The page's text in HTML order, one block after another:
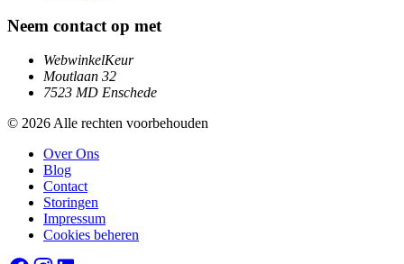
Neem contact op met
WebwinkelKeur
Moutlaan 32
7523 MD Enschede
© 2026 Alle rechten voorbehouden
Over Ons
Blog
Contact
Storingen
Impressum
Cookies beheren